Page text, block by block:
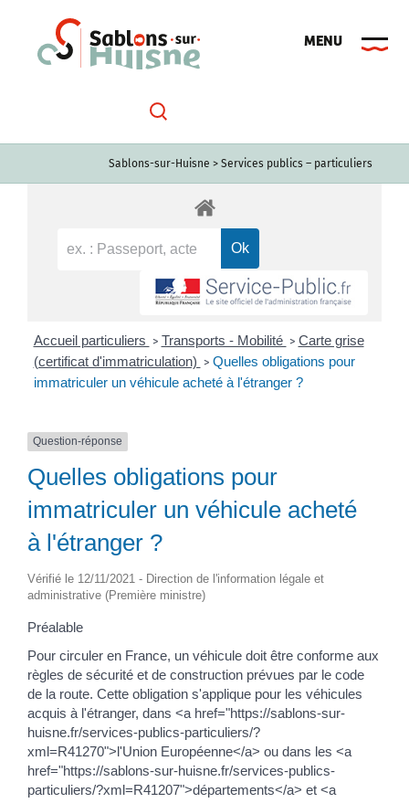
Sablons-sur-Huisne > Services publics – particuliers
Accueil particuliers > Transports - Mobilité > Carte grise
(certificat d'immatriculation) > Quelles obligations pour
immatriculer un véhicule acheté à l'étranger ?
Question-réponse
Quelles obligations pour
immatriculer un véhicule acheté
à l'étranger ?
Vérifié le 12/11/2021 - Direction de l'information légale et
administrative (Première ministre)
Préalable
Pour circuler en France, un véhicule doit être conforme aux
règles de sécurité et de construction prévues par le code
de la route. Cette obligation s'applique pour les véhicules
acquis à l'étranger, dans <a href="https://sablons-sur-
huisne.fr/services-publics-particuliers/?
xml=R41270">l'Union Européenne</a> ou dans les <a
href="https://sablons-sur-huisne.fr/services-publics-
particuliers/?xml=R41207">départements</a> et <a